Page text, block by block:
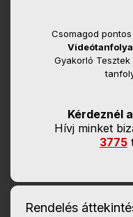
Csomagod
Gyakorló Tesztek
Kérdeznél
Hívj minket
3775
Rendelés